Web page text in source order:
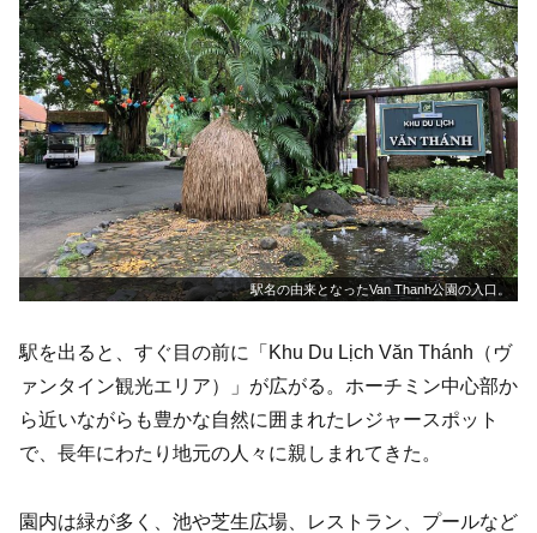
駅名の由来となったVan Thanh公園の入口。
駅を出ると、すぐ目の前に「Khu Du Lịch Văn Thánh（ヴ
ァンタイン観光エリア）」が広がる。ホーチミン中心部か
ら近いながらも豊かな自然に囲まれたレジャースポット
で、長年にわたり地元の人々に親しまれてきた。
園内は緑が多く、池や芝生広場、レストラン、プールなど